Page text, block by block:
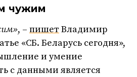
чужим
, – пишет Владимир
«СБ. Беларусь сегодня»,
и умение
с данными является